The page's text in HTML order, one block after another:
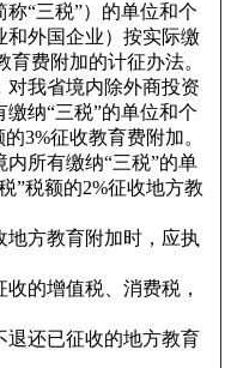
“三税”）的单位和个
和外国企业）按实际缴
育费附加的计征办法。
对我省境内除外商投资
纳“三税”的单位和个
3%征收教育费附加。
所有缴纳“三税”的单
”税额的2%征收地方教
方教育附加时，应执
收的增值税、消费税，
退还已征收的地方教育